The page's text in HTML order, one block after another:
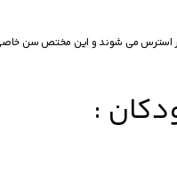
استرس می شوند و این مختص سن
: